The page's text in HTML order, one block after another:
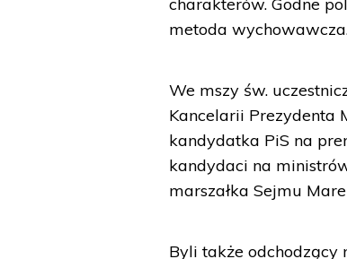
metoda
We mszy św.
Kancelarii Prezydenta
kandydatka PiS na
kandydaci na
marszałka Sejmu
Byli także odchodzący